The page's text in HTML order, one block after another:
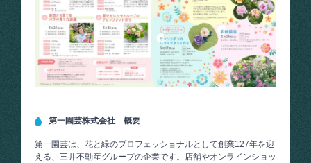
第一園芸株式会社 概要
第一園芸は、花と緑のプロフェッショナルとして創業127年を迎
える、三井不動産グループの企業です。店舗やオンラインショッ